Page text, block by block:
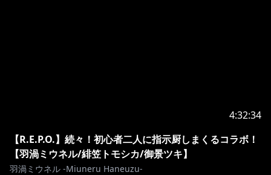
4:32:34
【R.E.P.O.】続々！初心者二人に指示厨しまくるコラボ！
【羽渦ミウネル/緋笠トモシカ/御景ツキ】
羽渦ミウネル -Miuneru Haneuzu-